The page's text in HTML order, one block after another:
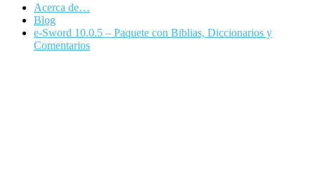
Acerca de…
Blog
e-Sword 10.0.5 – Paquete con Biblias, Diccionarios y
Comentarios